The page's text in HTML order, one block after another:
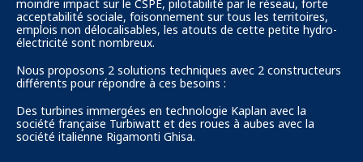
moindre impact sur le CSPE, pilotabilité par le réseau, forte
acceptabilité sociale, foisonnement sur tous les territoires,
emplois non délocalisables, les atouts de cette petite hydro-
électricité sont nombreux.
Nous proposons 2 solutions techniques avec 2 constructeurs
différents pour répondre à ces besoins :
Des turbines immergées en technologie Kaplan avec la
société française Turbiwatt et des roues à aubes avec la
société italienne Rigamonti Ghisa.